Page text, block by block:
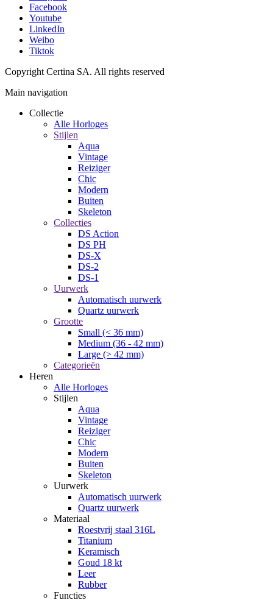
Facebook
Youtube
LinkedIn
Weibo
Tiktok
Copyright Certina SA. All rights reserved
Main navigation
Collectie
Alle Horloges
Stijlen
Aqua
Vintage
Reiziger
Chic
Modern
Buiten
Skeleton
Collecties
DS Action
DS PH
DS-X
DS-2
DS-1
Uurwerk
Automatisch uurwerk
Quartz uurwerk
Grootte
Small (< 36 mm)
Medium (36 - 42 mm)
Large (> 42 mm)
Categorieën
Heren
Alle Horloges
Stijlen
Aqua
Vintage
Reiziger
Chic
Modern
Buiten
Skeleton
Uurwerk
Automatisch uurwerk
Quartz uurwerk
Materiaal
Roestvrij staal 316L
Titanium
Keramisch
Goud 18 kt
Leer
Rubber
Functies